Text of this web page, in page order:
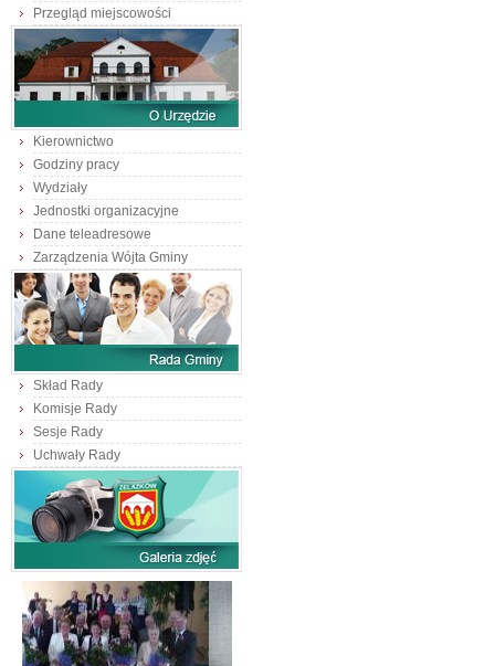
Przegląd miejscowości
Kierownictwo
Godziny pracy
Wydziały
Jednostki organizacyjne
Dane teleadresowe
Zarządzenia Wójta Gminy
Skład Rady
Komisje Rady
Sesje Rady
Uchwały Rady